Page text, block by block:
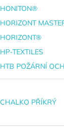
HONITON®
HORIZONT
HORIZONT®
HP-TEXTILES
HTB POŽÁRNÍ
CHALKO PŘÍKRÝ